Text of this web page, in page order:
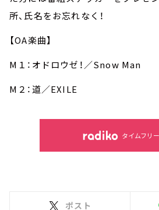
所、氏名をお忘れなく！
【OA楽曲】
M１：オドロウゼ！／Snow Man
M２：道／EXILE
タイムフリ
ポスト